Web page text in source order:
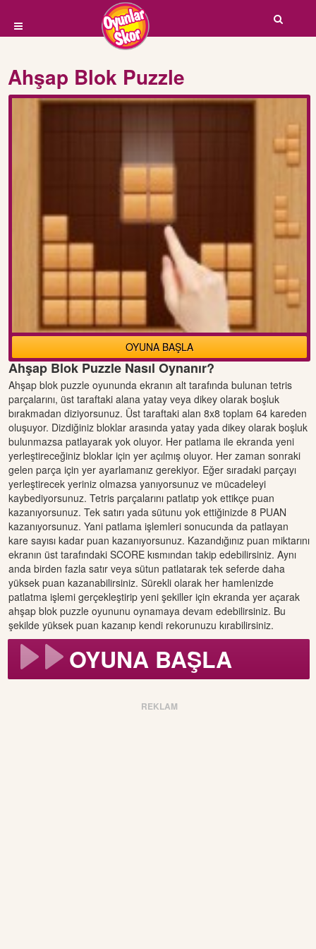
Ahşap Blok Puzzle
OYUNA BAŞLA
Ahşap Blok Puzzle Nasıl Oynanır?
Ahşap blok puzzle oyununda ekranın alt tarafında bulunan tetris
parçalarını, üst taraftaki alana yatay veya dikey olarak boşluk
bırakmadan diziyorsunuz. Üst taraftaki alan 8x8 toplam 64 kareden
oluşuyor. Dizdiğiniz bloklar arasında yatay yada dikey olarak boşluk
bulunmazsa patlayarak yok oluyor. Her patlama ile ekranda yeni
yerleştireceğiniz bloklar için yer açılmış oluyor. Her zaman sonraki
gelen parça için yer ayarlamanız gerekiyor. Eğer sıradaki parçayı
yerleştirecek yeriniz olmazsa yanıyorsunuz ve mücadeleyi
kaybediyorsunuz. Tetris parçalarını patlatıp yok ettikçe puan
kazanıyorsunuz. Tek satırı yada sütunu yok ettiğinizde 8 PUAN
kazanıyorsunuz. Yani patlama işlemleri sonucunda da patlayan
kare sayısı kadar puan kazanıyorsunuz. Kazandığınız puan miktarını
ekranın üst tarafındaki SCORE kısmından takip edebilirsiniz. Aynı
anda birden fazla satır veya sütun patlatarak tek seferde daha
yüksek puan kazanabilirsiniz. Sürekli olarak her hamlenizde
patlatma işlemi gerçekleştirip yeni şekiller için ekranda yer açarak
ahşap blok puzzle oyununu oynamaya devam edebilirsiniz. Bu
şekilde yüksek puan kazanıp kendi rekorunuzu kırabilirsiniz.
OYUNA BAŞLA
REKLAM